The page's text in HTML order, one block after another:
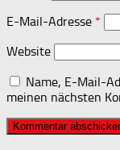
E-Mail-Adresse *
Website
Name, E-Mail-
meinen nächsten